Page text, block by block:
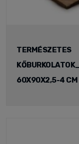
TERMÉSZETES
60X90X2,5-4 CM